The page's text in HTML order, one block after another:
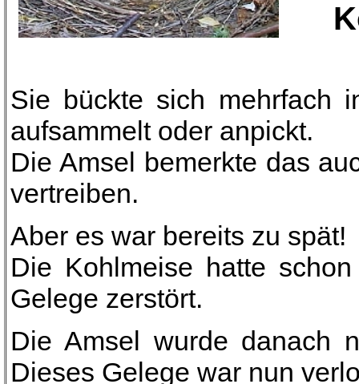
Sie bückte sich mehrfach
aufsammelt oder anpickt.
Die Amsel bemerkte das
vertreiben.
Aber es war bereits zu spät!
Die Kohlmeise hatte
Gelege zerstört.
Die Amsel wurde danach
Dieses Gelege war nun